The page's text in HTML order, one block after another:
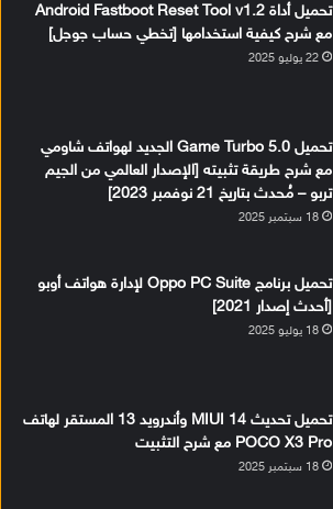
تحميل أداة Android Fastboot Reset Tool v1.2
مع شرح كيفية استخدامها [تخطي حساب جوجل]
22 يوليو 2025
تحميل Game Turbo 5.0 الجديد لهواتف شاومي
مع شرح طريقة تثبيته [الإصدار العالمي من الجيم
تربو – مُحدث بتاريخ 21 نوفمبر 2023]
18 سبتمبر 2025
تحميل برنامج Oppo PC Suite لإدارة هواتف أوبو
[أحدث إصدار 2021]
18 يوليو 2025
تحميل تحديث MIUI 14 وأندرويد 13 المستقر لهاتف
POCO X3 Pro مع شرح التثبيت
18 سبتمبر 2025